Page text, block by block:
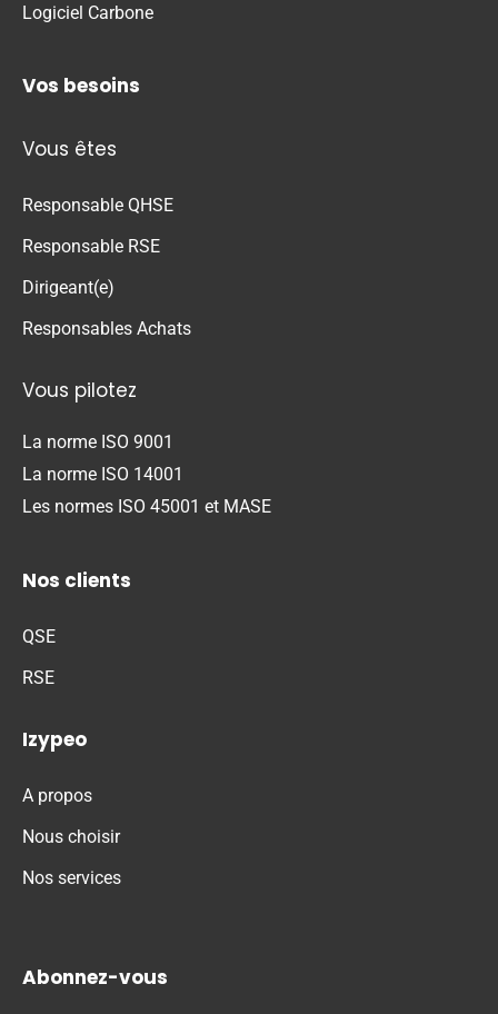
Logiciel Carbone
Vos besoins
Vous êtes
Responsable QHSE
Responsable RSE
Dirigeant(e)
Responsables Achats
Vous pilotez
La norme ISO 9001
La norme ISO 14001
Les normes ISO 45001 et MASE
Nos clients
QSE
RSE
Izypeo
A propos
Nous choisir
Nos services
Abonnez-vous